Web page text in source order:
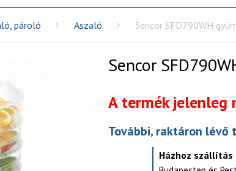
pároló Aszaló Sencor SFD790WH
Sencor
A termék jelenleg
További, raktáron lévő
Házhoz szállítás